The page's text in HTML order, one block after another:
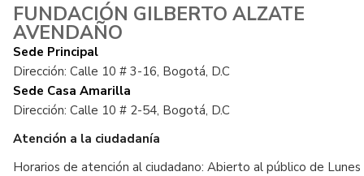
FUNDACIÓN GILBERTO ALZATE
AVENDAÑO
Sede Principal
Dirección: Calle 10 # 3-16, Bogotá, D.C
Sede Casa Amarilla
Dirección: Calle 10 # 2-54, Bogotá, D.C
Atención a la ciudadanía
Horarios de atención al ciudadano: Abierto al público de Lunes